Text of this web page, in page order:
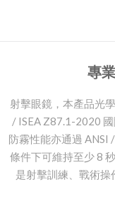
專
射擊眼鏡，本產品光
/ ISEA Z87.1-2020
防霧性能亦通過 ANSI
條件下可維持至少 8
是射擊訓練、戰術操